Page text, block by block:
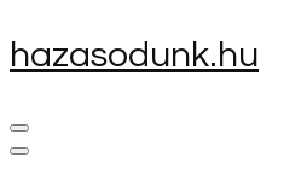
Skip
to
Enter)
hazasodunk.hu